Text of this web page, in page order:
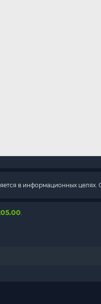
в информационных целях.
.